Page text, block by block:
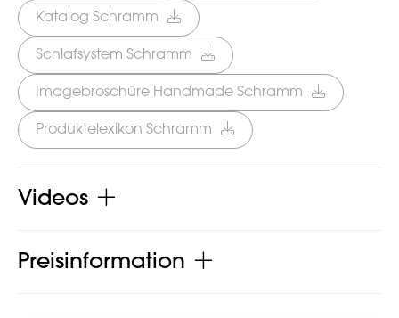
Katalog Schramm
Schlafsystem Schramm
Imagebroschüre Handmade Schramm
Produktelexikon Schramm
Videos
Preisinformation